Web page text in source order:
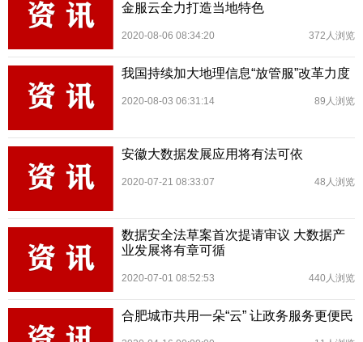
金服云全力打造当地特色
2020-08-06 08:34:20 372人浏览
我国持续加大地理信息“放管服”改革力度
2020-08-03 06:31:14 89人浏览
安徽大数据发展应用将有法可依
2020-07-21 08:33:07 48人浏览
数据安全法草案首次提请审议 大数据产
业发展将有章可循
2020-07-01 08:52:53 440人浏览
合肥城市共用一朵“云” 让政务服务更便民